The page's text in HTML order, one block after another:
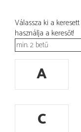
Válassza ki a
használja a keresőt!
A
C